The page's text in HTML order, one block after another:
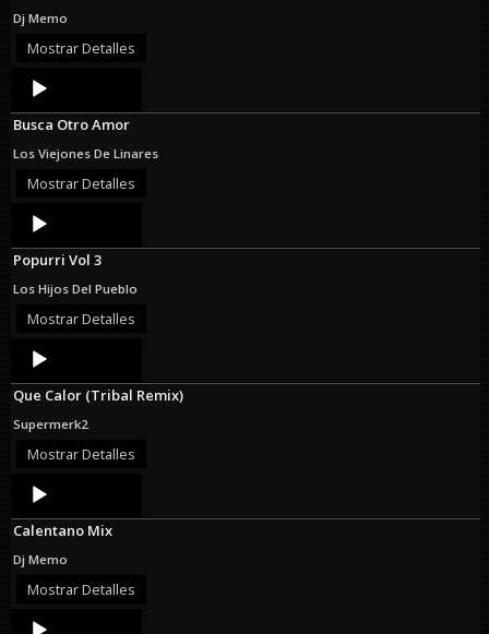
Dj Memo
Mostrar Detalles
Audio
Player
Busca Otro Amor
Los Viejones De Linares
Mostrar Detalles
Audio
Player
Popurri Vol 3
Los Hijos Del Pueblo
Mostrar Detalles
Audio
Player
Que Calor (Tribal Remix)
Supermerk2
Mostrar Detalles
Audio
Player
Calentano Mix
Dj Memo
Mostrar Detalles
Audio